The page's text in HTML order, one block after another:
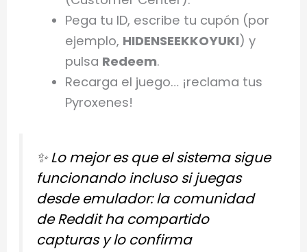
Pega tu ID, escribe tu cupón (por
ejemplo, HIDENSEEKKOYUKI) y
pulsa Redeem.
Recarga el juego… ¡reclama tus
Pyroxenes!
✨Lo mejor es que el sistema sigue
funcionando incluso si juegas
desde emulador: la comunidad
de Reddit ha compartido
capturas y lo confirma